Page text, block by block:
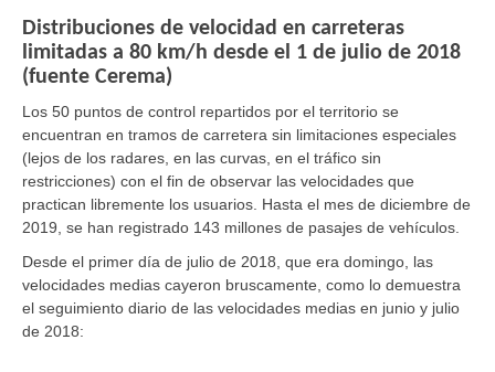
Distribuciones de velocidad en carreteras
limitadas a 80 km/h desde el 1 de julio de 2018
(fuente Cerema)
Los 50 puntos de control repartidos por el territorio se
encuentran en tramos de carretera sin limitaciones especiales
(lejos de los radares, en las curvas, en el tráfico sin
restricciones) con el fin de observar las velocidades que
practican libremente los usuarios. Hasta el mes de diciembre de
2019, se han registrado 143 millones de pasajes de vehículos.
Desde el primer día de julio de 2018, que era domingo, las
velocidades medias cayeron bruscamente, como lo demuestra
el seguimiento diario de las velocidades medias en junio y julio
de 2018: